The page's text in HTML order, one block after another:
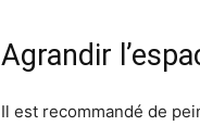
Agrandir
Il est recommandé de